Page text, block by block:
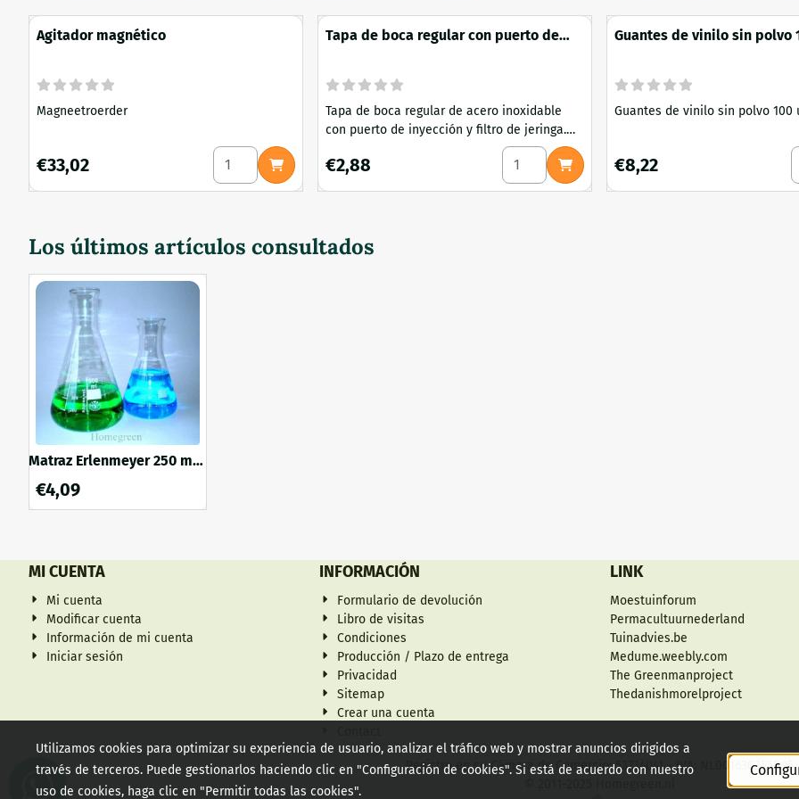
Agitador magnético
Magneetroerder
Precio: 33,02
€33,02 Seleccionar cantidad para Agitador magnético
Tapa de boca regular con puerto de
Tapa de boca regular de acero inoxidable
con puerto de inyección y filtro de jeringa.
Ideal para cultivos estériles, micología y uso
en laboratorio. Autoclavable. Gama de tapas
para Mason Jars y Weckpots europeos Las
Jars americanos (boca normal y boca ancha)
Precio: 2,88
€2,88 Seleccionar cantidad para Tapa de boca
Guantes de vinilo sin polvo
Guantes de vinilo sin polvo 100
Precio: 8,22
€8,22
Los últimos artículos consultados
Matraz Erlenmeyer 250 ml
€4,09
MI CUENTA
Mi cuenta
Modificar cuenta
Información de mi cuenta
Iniciar sesión
INFORMACIÓN
Formulario de devolución
Libro de visitas
Condiciones
Producción / Plazo de entrega
Privacidad
Sitemap
Crear una cuenta
LINK
Moestuinforum
Permacultuurnederland
Tuinadvies.be
Medume.weebly.com
The Greenmanproject
Thedanishmorelproject
Registro en su Cámara de Comercio: 53734041 - IVA: NL001630255B95
Utilizamos cookies para optimizar su experiencia de usuario, analizar el tráfico web y mostrar anuncios dirigidos a
través de terceros. Puede gestionarlos haciendo clic en "Configuración de cookies". Si está de acuerdo con nuestro
uso de cookies, haga clic en "Permitir todas las cookies".